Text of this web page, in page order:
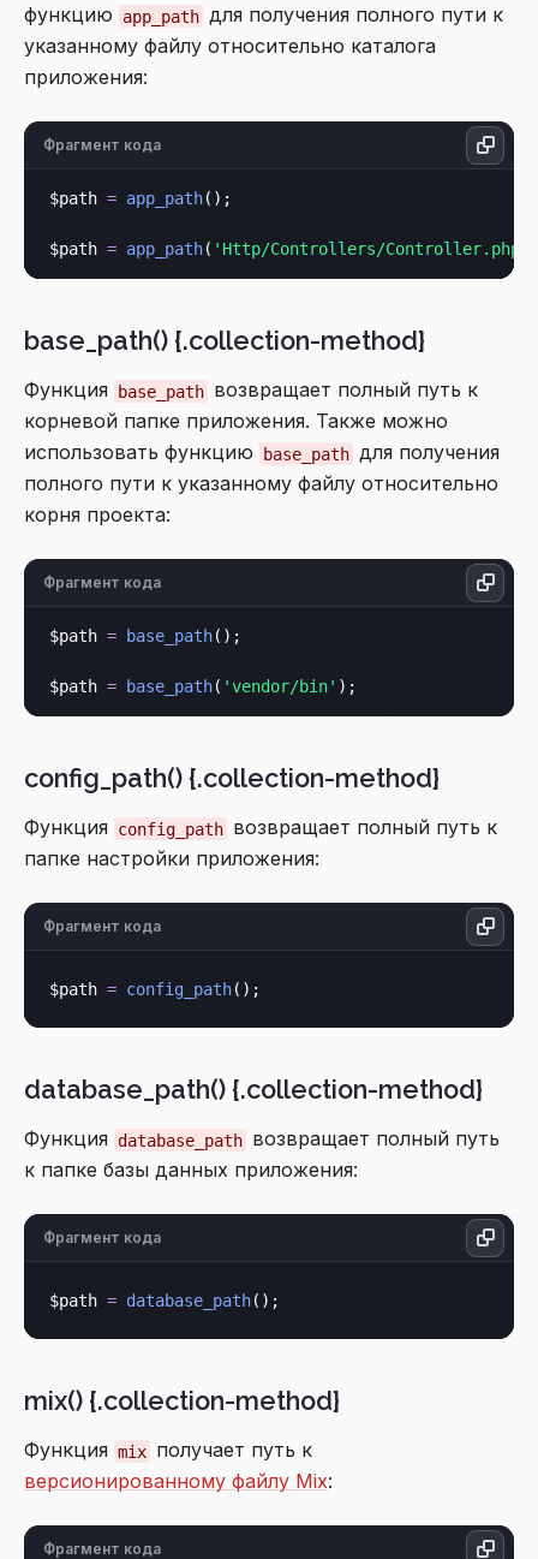
функцию
app_path для получения полного пути к
указанному файлу относительно каталога
приложения:
Фрагмент кода
$path = app_path();
$path = app_path( 'Http/Controllers/Controller.php'
base_path() {.collection-method}
Функция base_path возвращает полный путь к
корневой папке приложения. Также можно
использовать функцию
base_path для получения
полного пути к указанному файлу относительно
корня проекта:
Фрагмент кода
$path = base_path();
$path = base_path( 'vendor/bin'
config_path() {.collection-method}
Функция config_path возвращает полный путь к
папке настройки приложения:
Фрагмент кода
$path = config_path
database_path() {.collection-method}
Функция database_path возвращает полный путь
к папке базы данных приложения:
Фрагмент кода
$path = database_path
mix() {.collection-method}
Функция mix получает путь к
версионированному файлу Mix:
Фрагмент кода